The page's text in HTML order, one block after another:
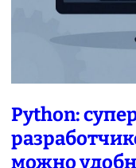
Python:
можно